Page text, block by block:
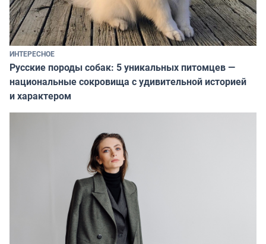
ИНТЕРЕСНОЕ
Русские породы собак: 5 уникальных питомцев —
национальные сокровища с удивительной историей
и характером